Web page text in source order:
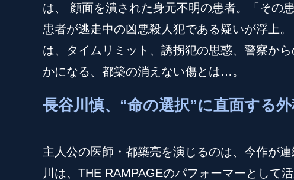
は、 顔面を潰された身元不明の患者。「その
患者が逃走中の凶悪殺人犯である疑いが浮上
は、タイムリミット、誘拐犯の思惑、警察か
かになる、都築の消えない傷とは…。
長谷川慎、“命の選択”に直面する
主人公の医師・都築亮を演じるのは、今作が
川は、THE RAMPAGEのパフォーマーとして